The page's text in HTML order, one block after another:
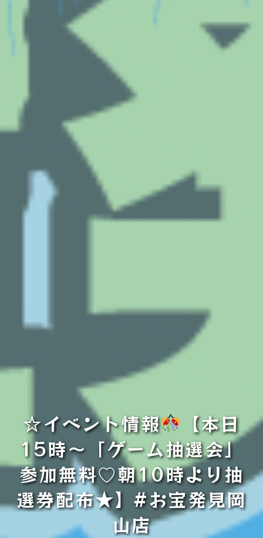
☆イベント情報
【本日
15時～「ゲーム抽選会」
参加無料♡朝10時より抽
選券配布★】#お宝発見岡
山店